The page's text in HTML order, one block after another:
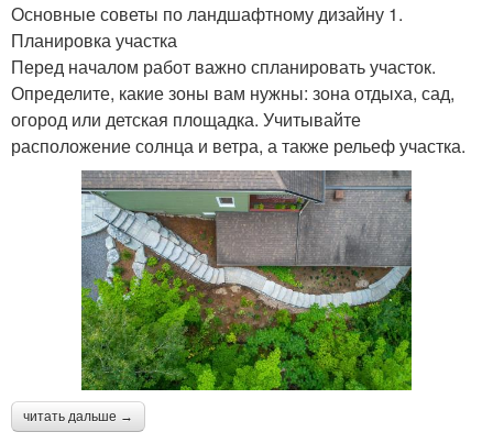
Основные советы по ландшафтному дизайну 1.
Планировка участка
Перед началом работ важно спланировать участок.
Определите, какие зоны вам нужны: зона отдыха, сад,
огород или детская площадка. Учитывайте
расположение солнца и ветра, а также рельеф участка.
читать дальше →